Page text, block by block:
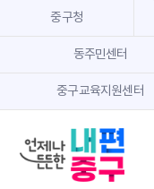
중구청
동주민센터
중구교육지원센터